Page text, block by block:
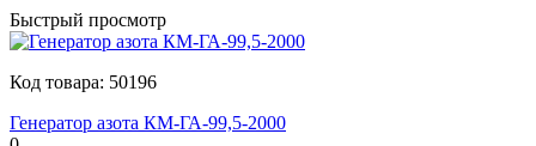
Быстрый просмотр
Код товара: 50196
Генератор азота КМ-ГА-99,5-2000